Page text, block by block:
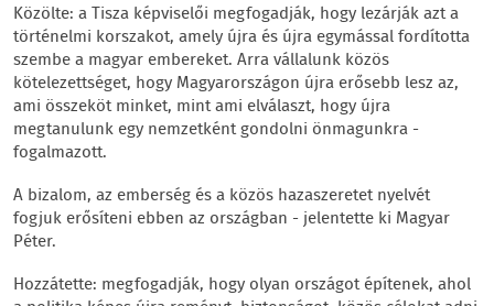
Közölte: a Tisza képviselői megfogadják, hogy lezárják azt a
történelmi korszakot, amely újra és újra egymással fordította
szembe a magyar embereket. Arra vállalunk közös
kötelezettséget, hogy Magyarországon újra erősebb lesz az,
ami összeköt minket, mint ami elválaszt, hogy újra
megtanulunk egy nemzetként gondolni önmagunkra -
fogalmazott.
A bizalom, az emberség és a közös hazaszeretet nyelvét
fogjuk erősíteni ebben az országban - jelentette ki Magyar
Péter.
Hozzátette: megfogadják, hogy olyan országot építenek, ahol